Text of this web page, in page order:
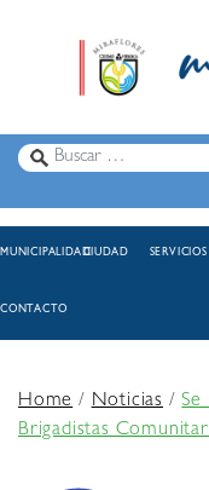
MUNICIPALIDADCIUDAD SERVICIOS
CONTACTO
Home/Noticias /
Brigadistas